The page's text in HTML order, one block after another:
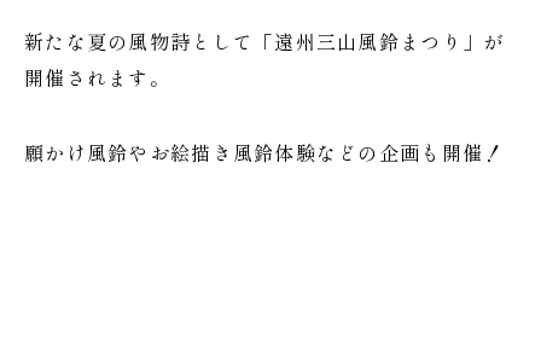
新たな夏の風物詩として「遠州三山風鈴まつり」が
開催されます。
願かけ風鈴やお絵描き風鈴体験などの企画も開催！